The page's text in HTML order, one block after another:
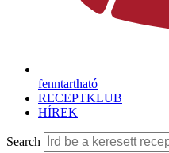
fenntartható
RECEPTKLUB
HÍREK
Search